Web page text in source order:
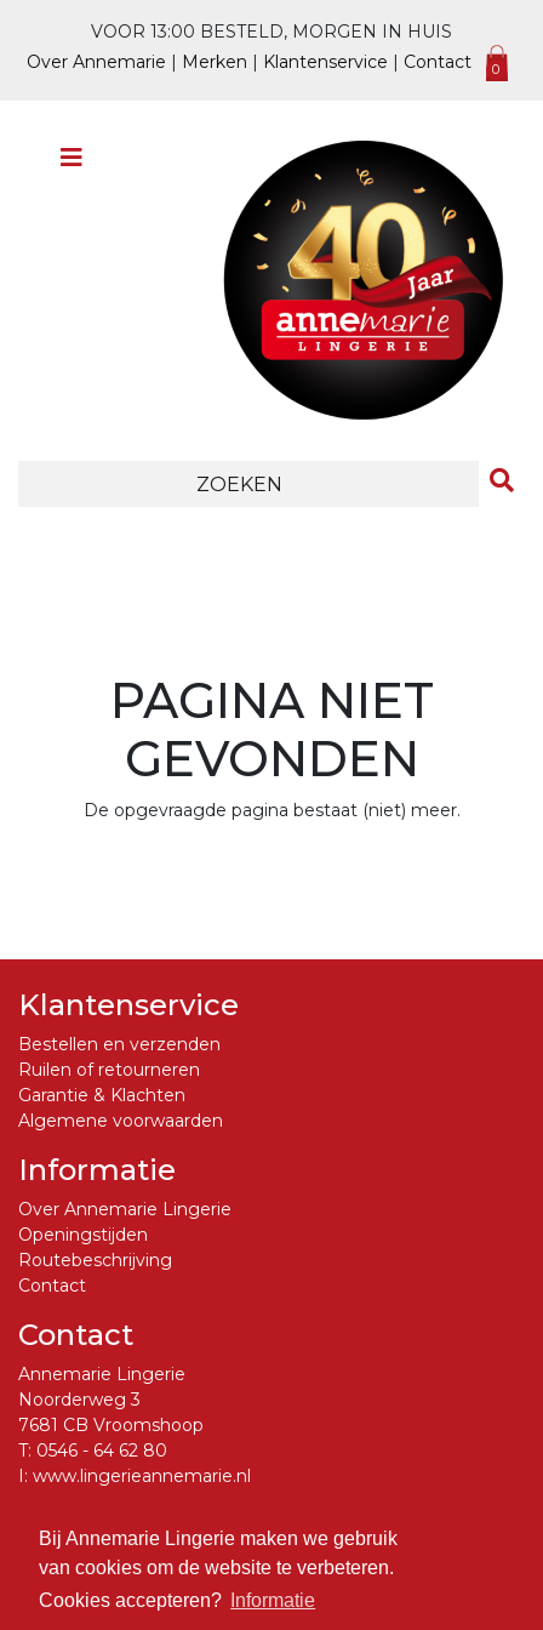
Bij Annemarie Lingerie maken we gebruik
van cookies om de website te verbeteren.
Cookies accepteren?
Informatie
VOOR 13:00 BESTELD, MORGEN IN HUIS
Over Annemarie | Merken | Klantenservice | Contact 0
PAGINA NIET
GEVONDEN
De opgevraagde pagina bestaat (niet) meer.
Klantenservice
Bestellen en verzenden
Ruilen of retourneren
Garantie & Klachten
Algemene voorwaarden
Informatie
Over Annemarie Lingerie
Openingstijden
Routebeschrijving
Contact
Contact
Annemarie Lingerie
Noorderweg 3
7681 CB Vroomshoop
T: 0546 - 64 62 80
I: www.lingerieannemarie.nl
Social Media
Volg ons op Facebook